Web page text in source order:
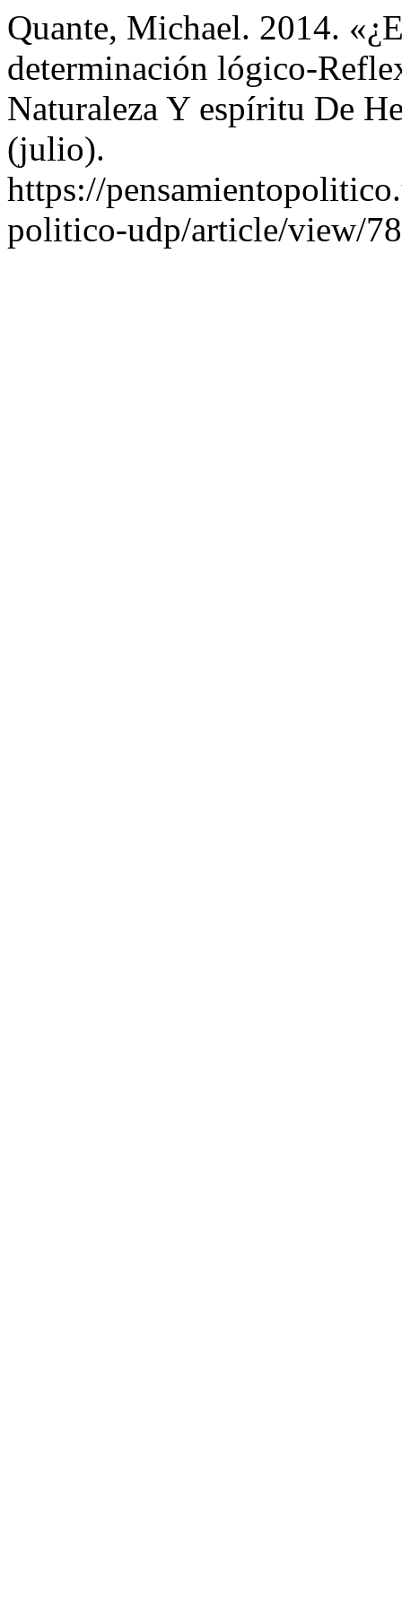
Quante, Michael. 2014.
determinación lógico-
Naturaleza Y espíritu De
(julio).
https://
politico-udp/article/view/